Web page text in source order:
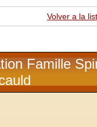
Volver a la
Famille